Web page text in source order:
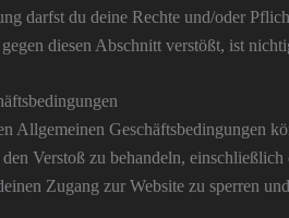
darfst du deine Rechte und/oder
diesen Abschnitt verstößt, ist
Allgemeinen Geschäftsbedingungen
Verstoß zu behandeln,
Zugang zur Website zu sperren